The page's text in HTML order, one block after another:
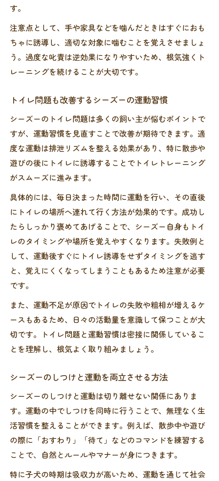
す。
注意点として、手や家具などを噛んだときはすぐにおも
ちゃに誘導し、適切な対象に噛むことを覚えさせましょ
う。過度な叱責は逆効果になりやすいため、根気強くト
レーニングを続けることが大切です。
トイレ問題も改善するシーズーの運動習慣
シーズーのトイレ問題は多くの飼い主が悩むポイントで
すが、運動習慣を見直すことで改善が期待できます。適
度な運動は排泄リズムを整える効果があり、特に散歩や
遊びの後にトイレに誘導することでトイレトレーニング
がスムーズに進みます。
具体的には、毎日決まった時間に運動を行い、その直後
にトイレの場所へ連れて行く方法が効果的です。成功し
たらしっかり褒めてあげることで、シーズー自身もトイ
レのタイミングや場所を覚えやすくなります。失敗例と
して、運動後すぐにトイレ誘導をせずタイミングを逃す
と、覚えにくくなってしまうこともあるため注意が必要
です。
また、運動不足が原因でトイレの失敗や粗相が増えるケ
ースもあるため、日々の活動量を意識して保つことが大
切です。トイレ問題と運動習慣は密接に関係しているこ
とを理解し、根気よく取り組みましょう。
シーズーのしつけと運動を両立させる方法
シーズーのしつけと運動は切り離せない関係にありま
す。運動の中でしつけを同時に行うことで、無理なく生
活習慣を整えることができます。例えば、散歩中や遊び
の際に「おすわり」「待て」などのコマンドを練習する
ことで、自然とルールやマナーが身につきます。
特に子犬の時期は吸収力が高いため、運動を通じて社会